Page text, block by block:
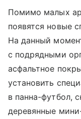
Помимо малых
появятся новые
На данный
с подрядными
асфальтное
установить
в панна-футбол,
деревянные